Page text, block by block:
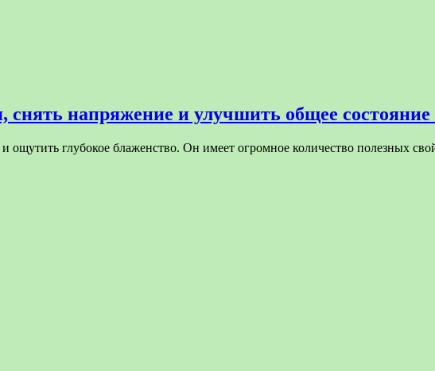
напряжение и улучшить общее состояние
ощутить глубокое блаженство. Он имеет огромное количество полезных